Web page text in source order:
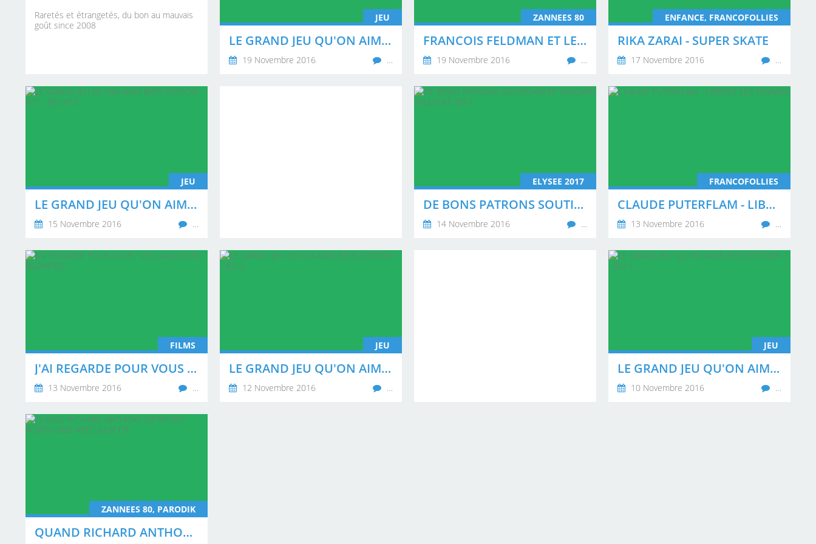
Raretés et étrangetés, du bon au mauvais
goût since 2008
JEU
LE GRAND JEU QU'ON AIME BIEN EDITION N°1 - JEU N°4
19 Novembre 2016 …
ZANNEES 80
FRANCOIS FELDMAN ET LES STEREOTYPES DE LA BONNE DE COULEUR
19 Novembre 2016 …
ENFANCE, FRANCOFOLLIES
RIKA ZARAI - SUPER SKATE
17 Novembre 2016 …
JEU
LE GRAND JEU QU'ON AIME BIEN EDITION N°1 - JEU N°3
15 Novembre 2016 …
ELYSEE 2017
DE BONS PATRONS SOUTIENNENT RINGARD WILLYCAT 2017
14 Novembre 2016 …
FRANCOFOLLIES
CLAUDE PUTERFLAM - LIBEREZ LES FEMMES
13 Novembre 2016 …
FILMS
J'AI REGARDE POUR VOUS "LES GAULOISES BLONDES"
13 Novembre 2016 …
JEU
LE GRAND JEU QU'ON AIME BIEN EDITION 1 - JEU 2
12 Novembre 2016 …
JEU
LE GRAND JEU QU'ON AIME BIEN EDITION 1 - JEU 1
10 Novembre 2016 …
ZANNEES 80, PARODIK
QUAND RICHARD ANTHONY DETRUISIT ROBIN GIBB AVEC JULIETTE